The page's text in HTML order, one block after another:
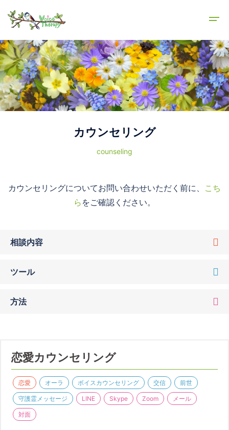
カウンセリング
counseling
カウンセリングについてお問い合わせいただく前に、 こち
ら をご確認ください。
相談内容
ツール
方法
恋愛カウンセリング
恋愛 オーラ ボイスカウンセリング 交信 前世
守護霊メッセージ LINE Skype Zoom メール
対面